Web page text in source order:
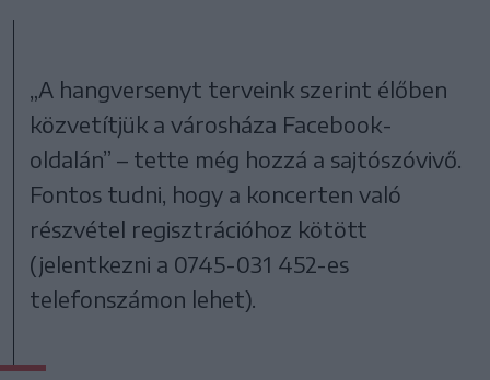
„A hangversenyt terveink szerint élőben
közvetítjük a városháza Facebook-
oldalán” – tette még hozzá a sajtószóvivő.
Fontos tudni, hogy a koncerten való
részvétel regisztrációhoz kötött
(jelentkezni a 0745-031 452-es
telefonszámon lehet).